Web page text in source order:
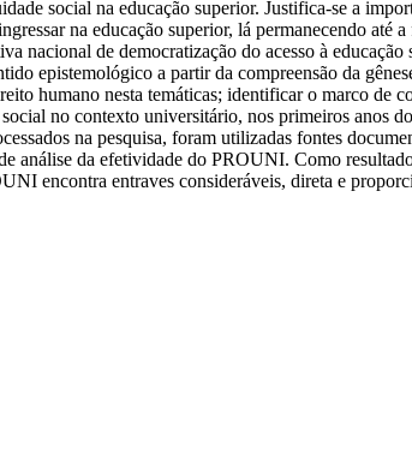
social na educação superior. Justifica-se a
na educação superior, lá permanecendo
nacional de democratização do acesso à
epistemológico a partir da compreensão da
humano nesta temáticas; identificar o marco
no contexto universitário, nos primeiros
na pesquisa, foram utilizadas fontes
análise da efetividade do PROUNI. Como
encontra entraves consideráveis, direta e